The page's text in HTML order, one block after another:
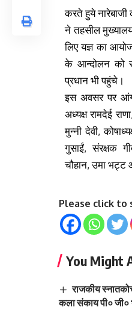
करते हुये नारेबाजी
ने तहसील
लिए यज्ञ का
के आन्दोलन को
प्रधान भी पहुंचे।
इस अवसर पर
अध्यक्ष रामदेई
मुन्नी देवी,
गुसाईं, संरक्षक
चौहान, उमा भट्ट
Please click to
You Might
राजकीय
कला संकाय पी० जी०